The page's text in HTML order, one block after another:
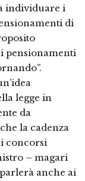
individuare i
di
pensionamenti
legge in
da
la cadenza
concorsi
– magari
anche ai